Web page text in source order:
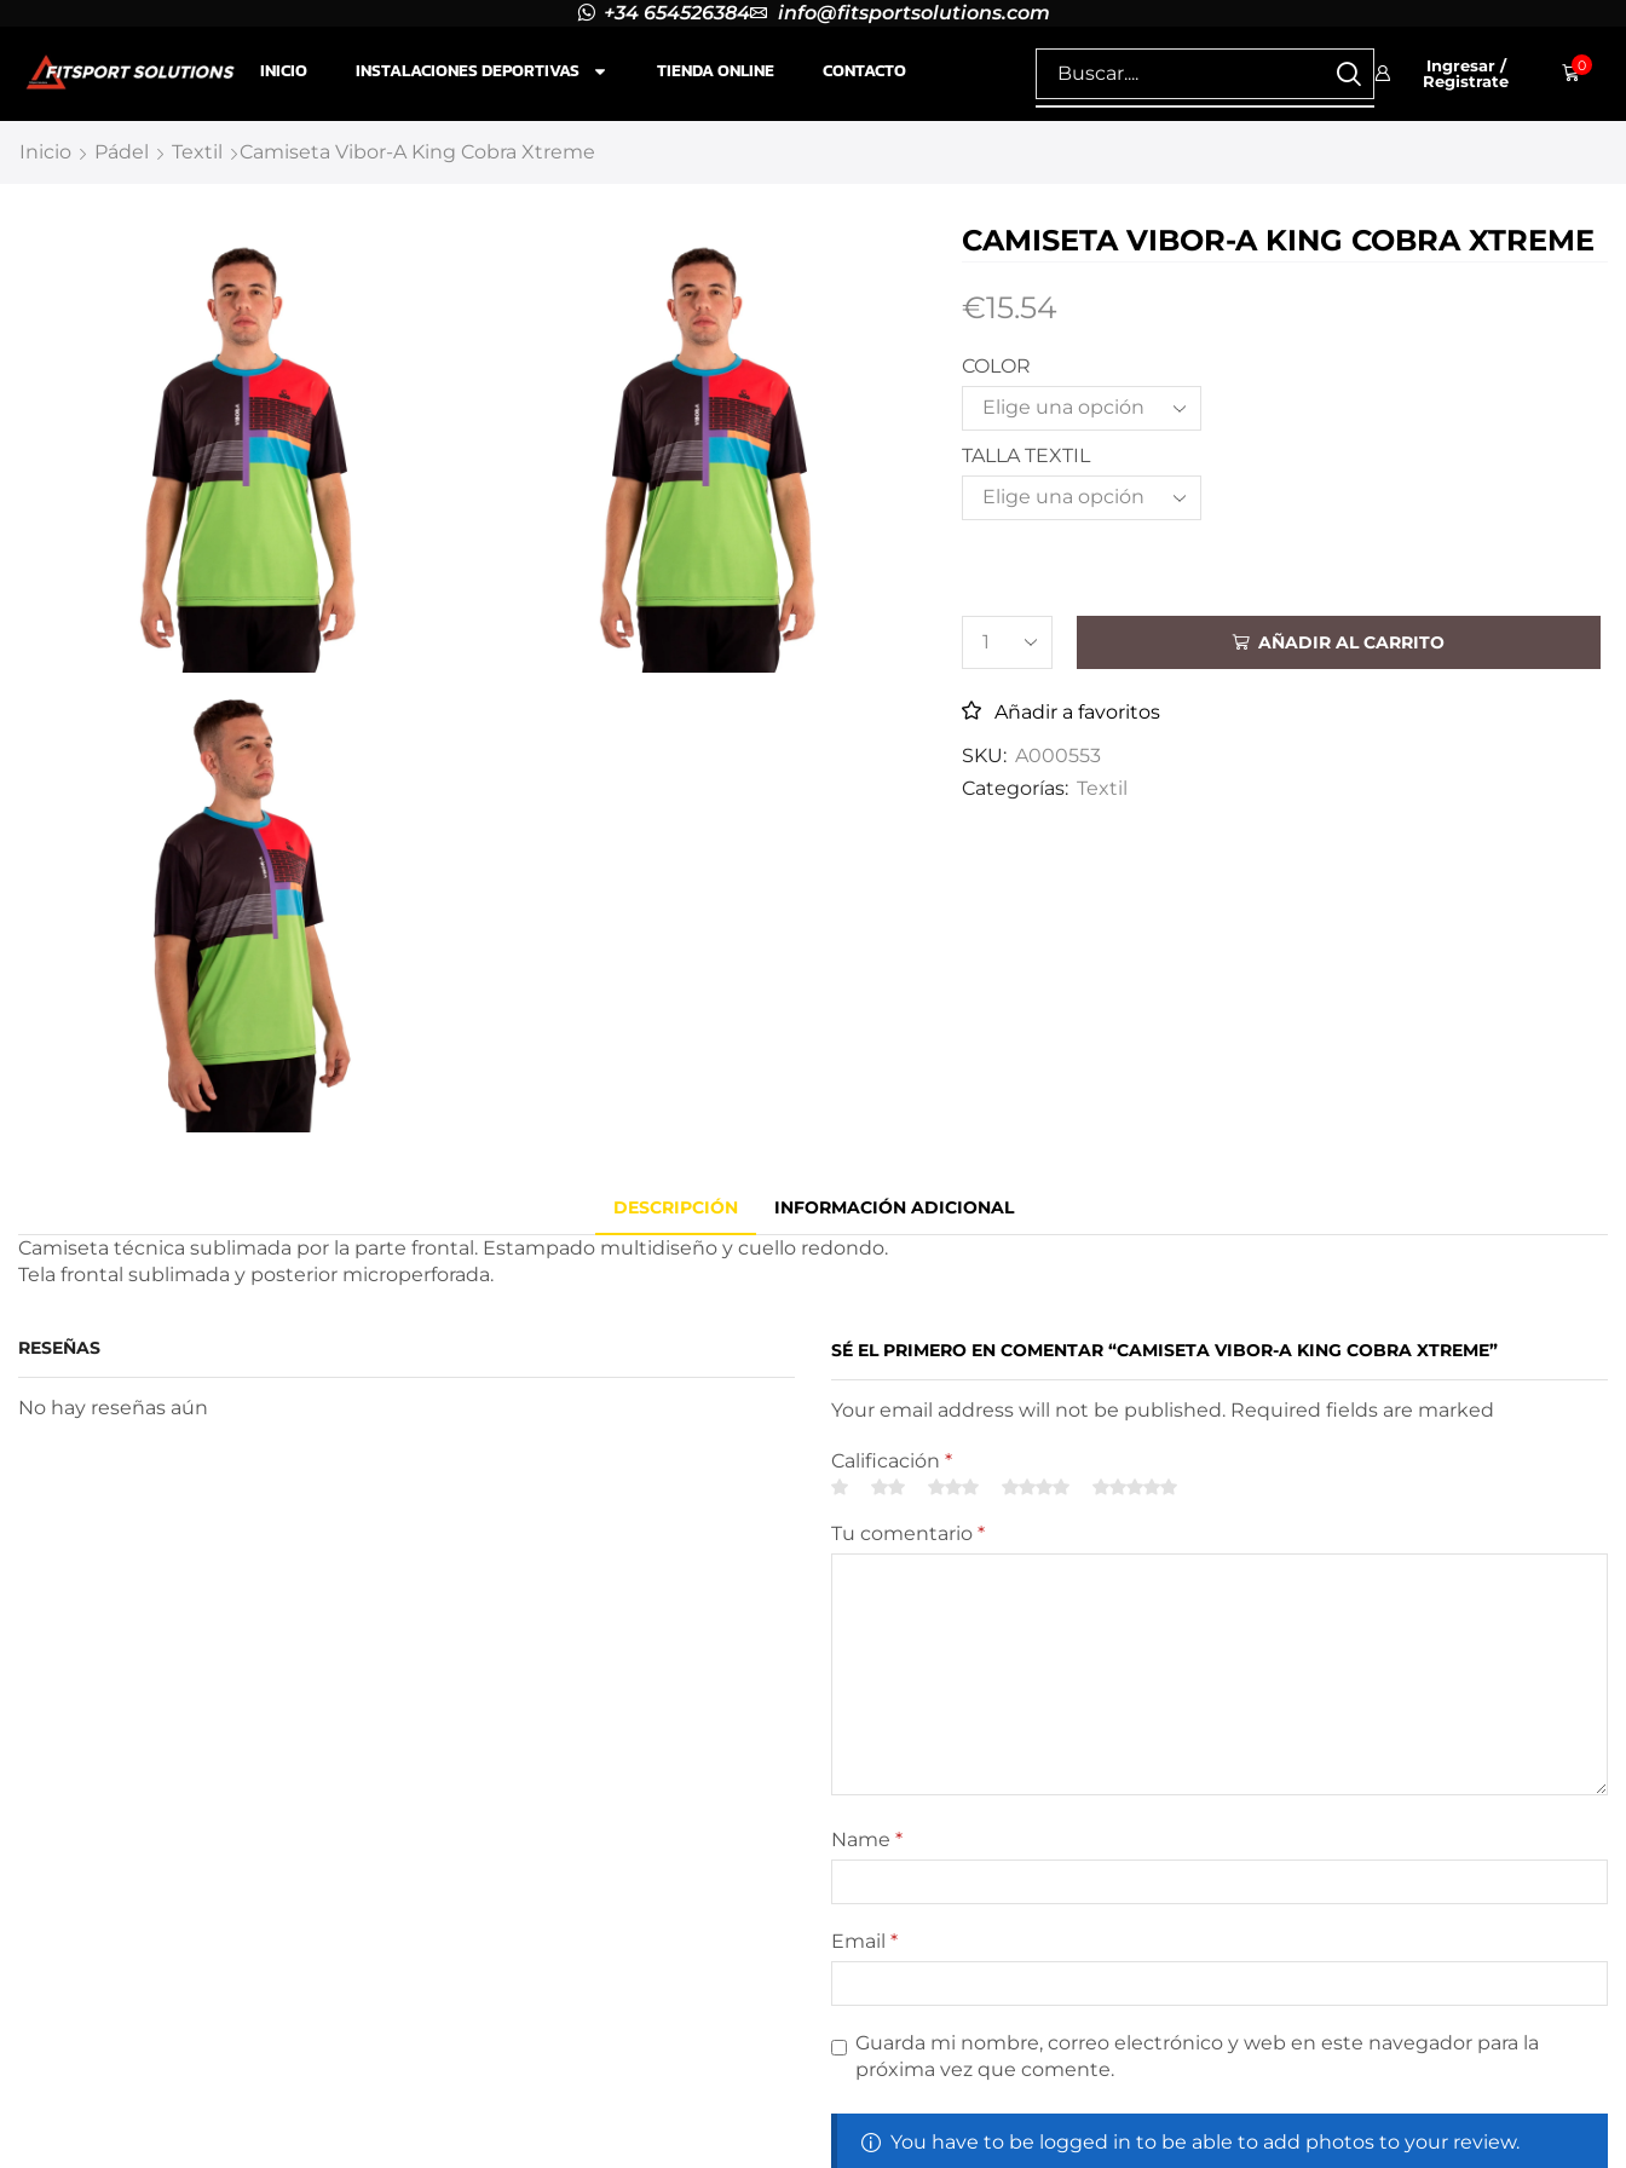
+34 654526384 info@fitsportsolutions.com
INICIO INSTALACIONES DEPORTIVAS TIENDA ONLINE CONTACTO
Ingresar /
Registrate
0
Inicio Pádel Textil Camiseta Vibor-A King Cobra Xtreme
CAMISETA VIBOR-A KING COBRA XTREME
€15.54
COLOR
TALLA TEXTIL
AÑADIR AL CARRITO
Añadir a favoritos
SKU: A000553
Categorías: Textil
DESCRIPCIÓN INFORMACIÓN ADICIONAL
Camiseta técnica sublimada por la parte frontal. Estampado multidiseño y cuello redondo.
Tela frontal sublimada y posterior microperforada.
RESEÑAS
No hay reseñas aún
SÉ EL PRIMERO EN COMENTAR “CAMISETA VIBOR-A KING COBRA XTREME”
Your email address will not be published. Required fields are marked
Calificación *
Tu comentario *
Name *
Email *
Guarda mi nombre, correo electrónico y web en este navegador para la
próxima vez que comente.
You have to be logged in to be able to add photos to your review.